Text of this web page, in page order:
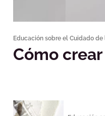
Educación sobre el Cuidado de
Cómo